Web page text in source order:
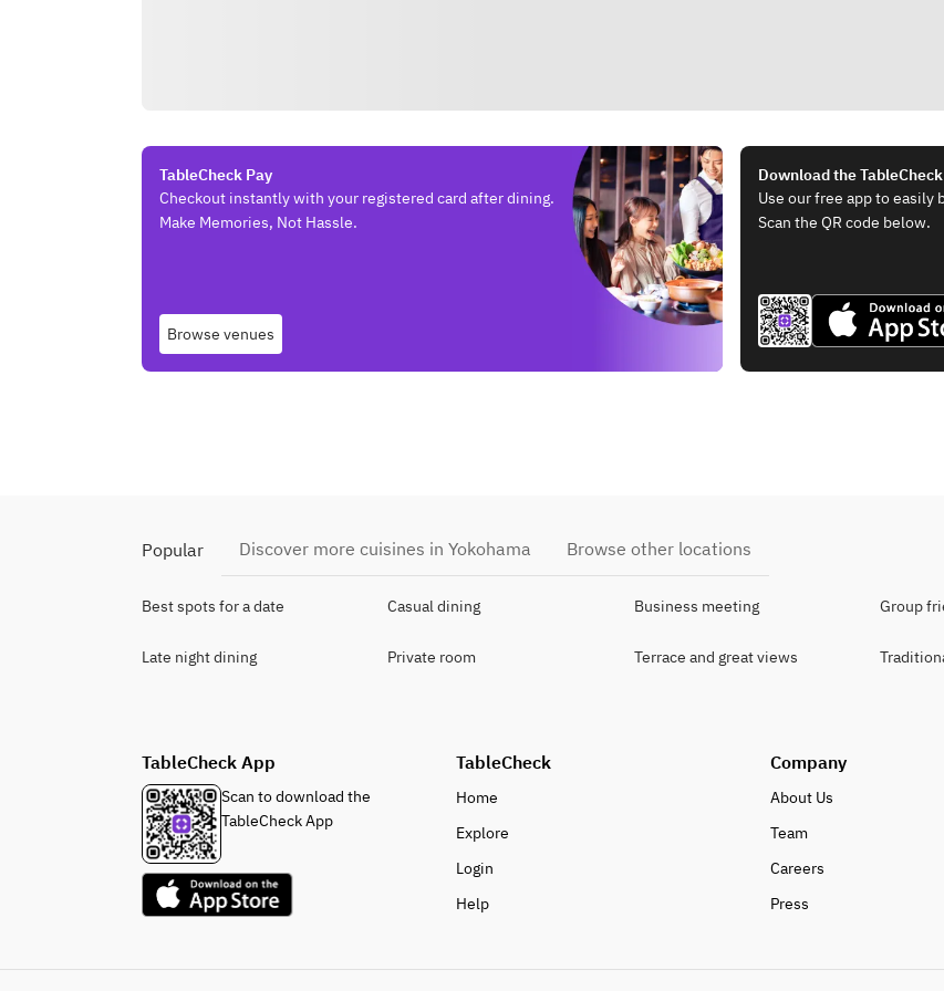
TableCheck Pay
Checkout instantly with your registered card after dining.
Make Memories, Not Hassle.
Browse venues
Download the
Use our free app to easily
Scan the QR code below.
Popular Discover more cuisines in Yokohama Browse other locations
Best spots for a date Casual dining Business meeting Group
Late night dining Private room Terrace and great views
TableCheck App
Scan to download the
TableCheck App
TableCheck
Home
Explore
Login
Help
Company
About Us
Team
Careers
Press